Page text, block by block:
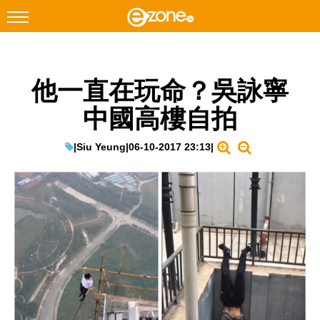
Facebook Instagram
遊戲動漫
教學評測
EduTech
IT Times
生成式AI與雲端應用
Enterprise Digital Transformation
他一直在玩命？吳詠寧
中國高樓自拍
|Siu Yeung|06-10-2017 23:13|